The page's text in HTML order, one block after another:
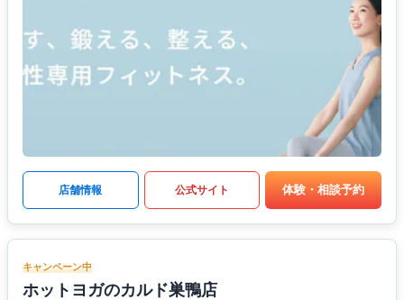
店舗情報 公式サイト 体験・相談予約
キャンペーン中
ホットヨガのカルド巣鴨店